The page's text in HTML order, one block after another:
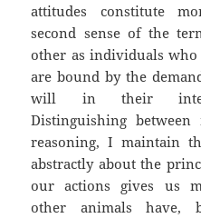
attitudes constitute
second sense of the
other as individuals
are bound by the
will in their
Distinguishing
reasoning, I maintain
abstractly about the
our actions gives us
other animals